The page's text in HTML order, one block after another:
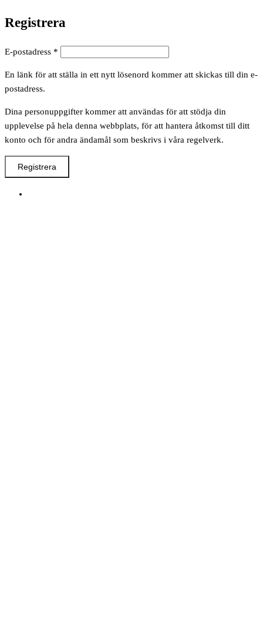
Registrera
E-postadress *
En länk för att ställa in ett nytt lösenord kommer att skickas till din e-
postadress.
Dina personuppgifter kommer att användas för att stödja din
upplevelse på hela denna webbplats, för att hantera åtkomst till ditt
konto och för andra ändamål som beskrivs i våra regelverk.
Registrera